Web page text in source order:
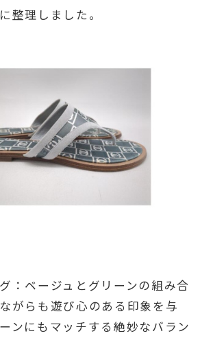
整理しました。
：ベージュとグリーンの組み合
がらも遊び心のある印象を与
ンにもマッチする絶妙なバラン